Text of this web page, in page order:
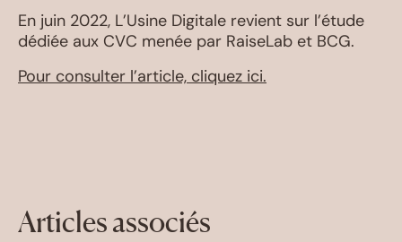
En juin 2022, L’Usine Digitale revient sur l’étude
dédiée aux CVC menée par RaiseLab et BCG.
Pour consulter l’article, cliquez ici.
Articles associés